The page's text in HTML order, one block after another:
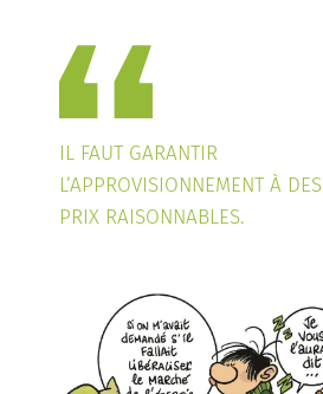
IL FAUT GARANTIR
L’APPROVISIONNEMENT À DES
PRIX RAISONNABLES.